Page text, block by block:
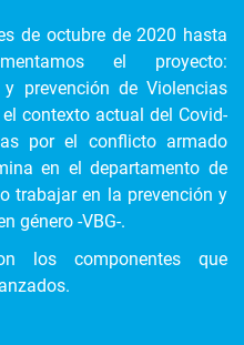
de octubre de 2020 hasta
el proyecto:
prevención de Violencias
contexto actual del Covid-
por el conflicto armado
en el departamento de
trabajar en la prevención y
género -VBG-.
los componentes que